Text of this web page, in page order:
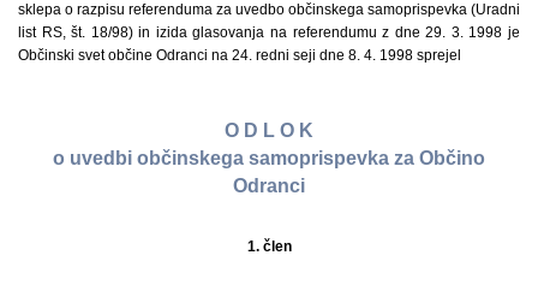
sklepa o razpisu referenduma za uvedbo občinskega samoprispevka (Uradni
list RS, št. 18/98) in izida glasovanja na referendumu z dne 29. 3. 1998 je
Občinski svet občine Odranci na 24. redni seji dne 8. 4. 1998 sprejel
O D L O K
o uvedbi občinskega samoprispevka za Občino
Odranci
1. člen